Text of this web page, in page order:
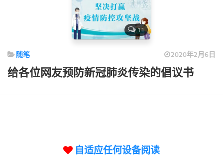
标签
论坛
11
随笔 2020年2月6日
给各位网友预防新冠肺炎传染的倡议书
自适应任何设备阅读